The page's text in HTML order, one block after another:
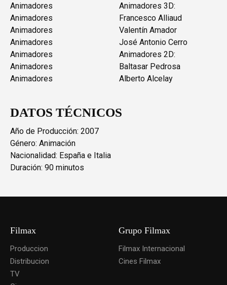
Animadores
Animadores 3D:
Animadores
Francesco Alliaud
Animadores
Valentín Amador
Animadores
José Antonio Cerro
Animadores
Animadores 2D:
Animadores
Baltasar Pedrosa
Animadores
Alberto Alcelay
DATOS TÉCNICOS
Año de Producción: 2007
Género: Animación
Nacionalidad: España e Italia
Duración: 90 minutos
Filmax
Produccion
Distribucion
TV
Grupo Filmax
Filmax Internacional
Cines Filmax